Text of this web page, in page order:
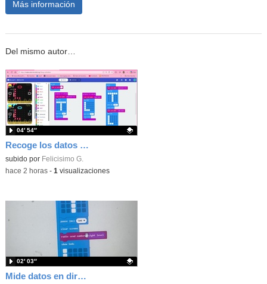
Más información
Del mismo autor…
Recoge los datos en una gráfica programando tu placa microbit con MakeCode y conoce la Tª y nivel de luz en este eclipse
Contenido educativo.
subido por Felicisimo G.
04′ 54″
-hace 2 horas- 1 visualizaciones
Mide datos en directo usando tu placa microbit y programando con MakeCode dos placas conectadas por radio
02′ 03″